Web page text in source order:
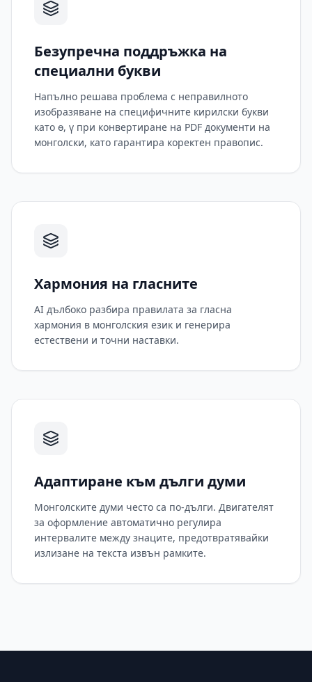
Безупречна поддръжка на
специални букви
Напълно решава проблема с неправилното
изобразяване на специфичните кирилски букви
като ө, ү при конвертиране на PDF документи на
монголски, като гарантира коректен правопис.
Хармония на гласните
AI дълбоко разбира правилата за гласна
хармония в монголския език и генерира
естествени и точни наставки.
Адаптиране към дълги думи
Монголските думи често са по-дълги. Двигателят
за оформление автоматично регулира
интервалите между знаците, предотвратявайки
излизане на текста извън рамките.